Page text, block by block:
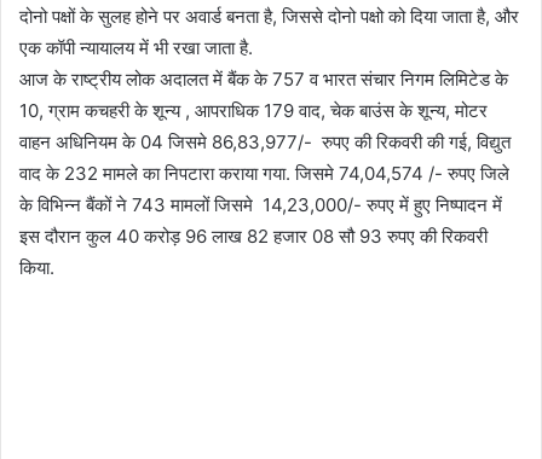
दोनो पक्षों के सुलह होने पर अवार्ड बनता है, जिससे दोनो पक्षो को दिया जाता है, और
एक कॉपी न्यायालय में भी रखा जाता है.
आज के राष्ट्रीय लोक अदालत में बैंक के 757 व भारत संचार निगम लिमिटेड के
10, ग्राम कचहरी के शून्य , आपराधिक 179 वाद, चेक बाउंस के शून्य, मोटर
वाहन अधिनियम के 04 जिसमे 86,83,977/- रुपए की रिकवरी की गई, विद्युत
वाद के 232 मामले का निपटारा कराया गया. जिसमे 74,04,574 /- रुपए जिले
के विभिन्न बैंकों ने 743 मामलों जिसमे 14,23,000/- रुपए में हुए निष्पादन में
इस दौरान कुल 40 करोड़ 96 लाख 82 हजार 08 सौ 93 रुपए की रिकवरी
किया.